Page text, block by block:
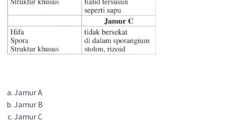
Jamur A
Jamur B
Jamur C